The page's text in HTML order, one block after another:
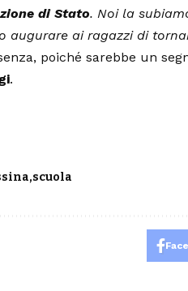
di Stato. Noi la
augurare ai ragazzi di
poiché sarebbe un
.
scuola